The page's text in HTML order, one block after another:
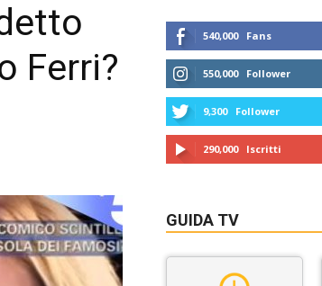
Ferri?
540,000 Fans
550,000 Follower
9,300 Follower
290,000 Iscritti
GUIDA TV